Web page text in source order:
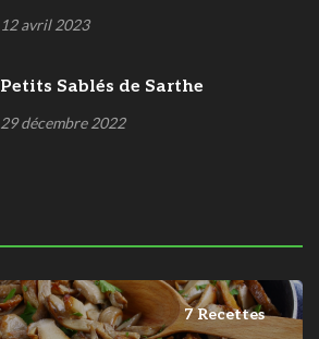
12 avril 2023
Petits Sablés de Sarthe
29 décembre 2022
7 Recettes